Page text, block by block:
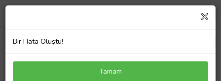
Optic White Kahve, Çay ve Tütün Kullanıcıları Için
Süper Clean Black Orta Diş Fırçası + Macun 125 ml
Bir Hata Oluştu!
Tamam